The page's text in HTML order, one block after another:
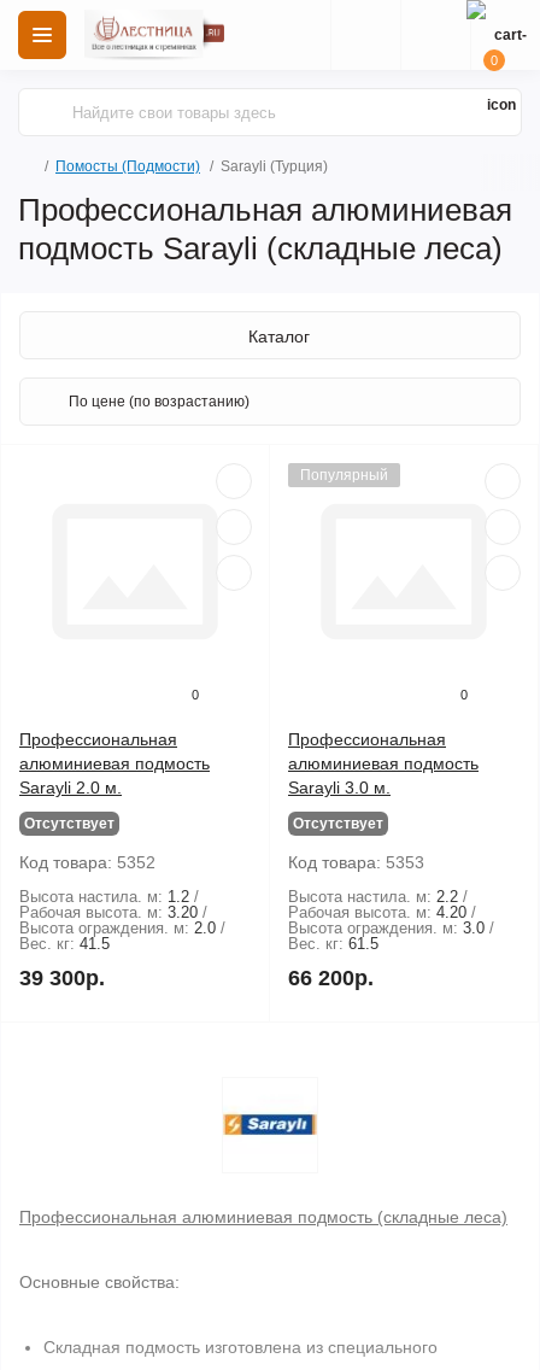
0
Помосты (Подмости) Sarayli (Турция)
Профессиональная алюминиевая
подмость Sarayli (складные леса)
Каталог
0
Профессиональная
алюминиевая подмость
Sarayli 2.0 м.
Отсутствует
Код товара: 5352
Высота настила. м: 1.2
Рабочая высота. м: 3.20
Высота ограждения. м: 2.0
Вес. кг: 41.5
39 300р.
Популярный
0
Профессиональная
алюминиевая подмость
Sarayli 3.0 м.
Отсутствует
Код товара: 5353
Высота настила. м: 2.2
Рабочая высота. м: 4.20
Высота ограждения. м: 3.0
Вес. кг: 61.5
66 200р.
Профессиональная алюминиевая подмость (складные леса)
Основные свойства:
Складная подмость изготовлена из специального